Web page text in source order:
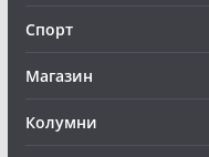
Спорт
Магазин
Колумни